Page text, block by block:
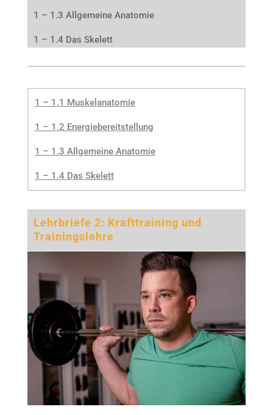
1 – 1.3 Allgemeine Anatomie
1 – 1.4 Das Skelett
1 – 1.1 Muskelanatomie
1 – 1.2 Energiebereitstellung
1 – 1.3 Allgemeine Anatomie
1 – 1.4 Das Skelett
Lehrbriefe 2: Krafttraining und
Trainingslehre